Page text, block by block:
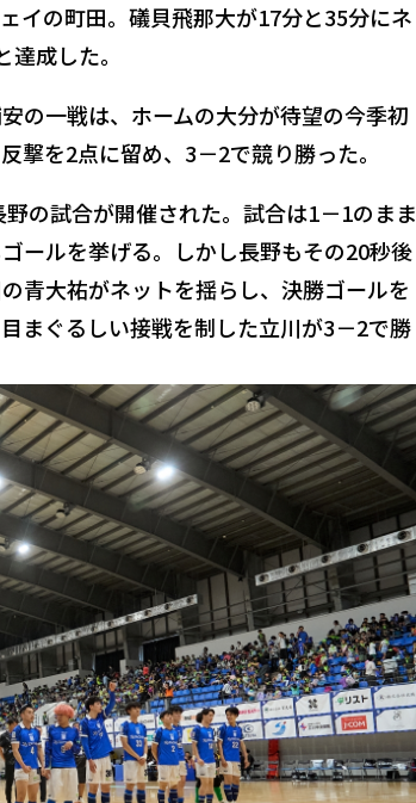
イの町田。礒貝飛那大が17分と35分にネ
成した。
の一戦は、ホームの大分が待望の今季初
撃を2点に留め、3－2で競り勝った。
の試合が開催された。試合は1－1のまま
ールを挙げる。しかし長野もその20秒後
青大祐がネットを揺らし、決勝ゴールを
まぐるしい接戦を制した立川が3－2で勝